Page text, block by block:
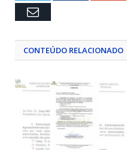
Email
CONTEÚDO RELACIONADO